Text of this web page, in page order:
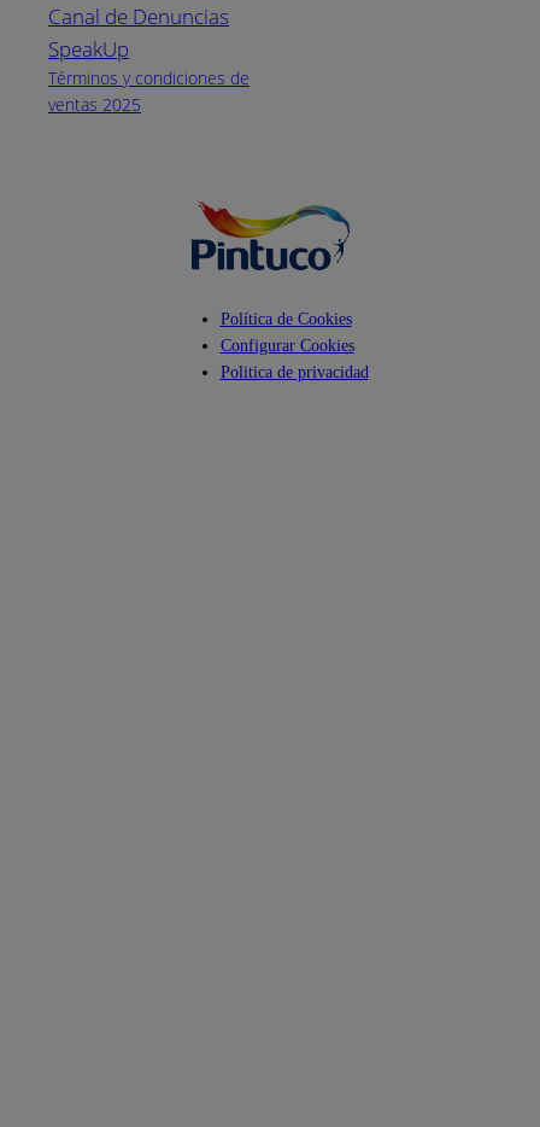
Canal de Denuncias
SpeakUp
Términos y condiciones de
ventas 2025
Política de Cookies
Configurar Cookies
Politica de privacidad